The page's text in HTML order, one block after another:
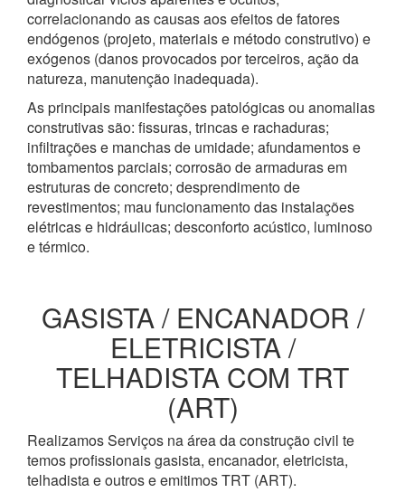
correlacionando as causas aos efeitos de fatores
endógenos (projeto, materiais e método construtivo) e
exógenos (danos provocados por terceiros, ação da
natureza, manutenção inadequada).
As principais manifestações patológicas ou anomalias
construtivas são: fissuras, trincas e rachaduras;
infiltrações e manchas de umidade; afundamentos e
tombamentos parciais; corrosão de armaduras em
estruturas de concreto; desprendimento de
revestimentos; mau funcionamento das instalações
elétricas e hidráulicas; desconforto acústico, luminoso
e térmico.
GASISTA / ENCANADOR /
ELETRICISTA /
TELHADISTA COM TRT
(ART)
Realizamos Serviços na área da construção civil te
temos profissionais gasista, encanador, eletricista,
telhadista e outros e emitimos TRT (ART).